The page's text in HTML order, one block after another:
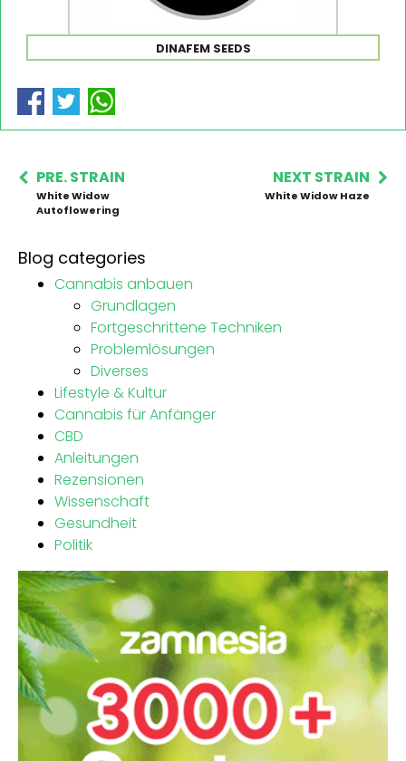
DINAFEM SEEDS
PRE. STRAIN
White Widow
Autoflowering
NEXT STRAIN
White Widow Haze
Blog categories
Cannabis anbauen
Grundlagen
Fortgeschrittene Techniken
Problemlösungen
Diverses
Lifestyle & Kultur
Cannabis für Anfänger
CBD
Anleitungen
Rezensionen
Wissenschaft
Gesundheit
Politik